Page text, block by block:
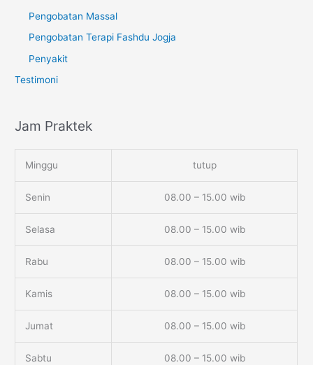
Pengobatan Massal
Pengobatan Terapi Fashdu Jogja
Penyakit
Testimoni
Jam Praktek
Minggu tutup
Senin 08.00 – 15.00 wib
Selasa 08.00 – 15.00 wib
Rabu 08.00 – 15.00 wib
Kamis 08.00 – 15.00 wib
Jumat 08.00 – 15.00 wib
Sabtu 08.00 – 15.00 wib